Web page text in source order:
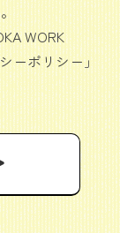
WORK
ーポリシー」